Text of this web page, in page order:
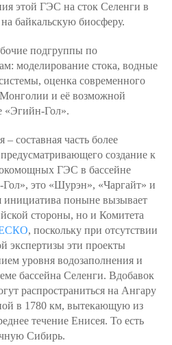
этой ГЭС на сток Селенги в
байкальскую биосферу.
подгруппы по
моделирование стока, водные
оценка современного
и её возможной
«Эгийн-Гол».
составная часть более
создание к
ГЭС в бассейне
это «Шурэн», «Чаргайт» и
инициатива поныне вызывает
стороны, но и Комитета
, поскольку при отсутствии
экспертизы эти проекты
уровня водозаполнения и
бассейна Селенги. Вдобавок
распространиться на Ангару
в 1780 км, вытекающую из
течение Енисея. То есть
Сибирь.